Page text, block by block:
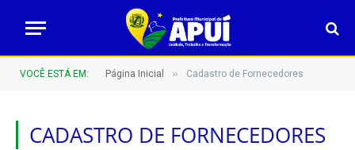
VOCÊ ESTÁ EM: Página Inicial » Cadastro de Fornecedores
CADASTRO DE FORNECEDORES